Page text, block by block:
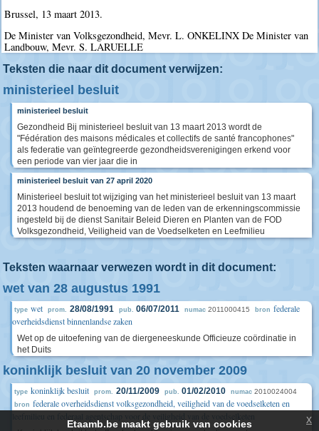
Brussel, 13 maart 2013.
De Minister van Volksgezondheid, Mevr. L. ONKELINX De Minister van
Landbouw, Mevr. S. LARUELLE
Teksten die naar dit document verwijzen:
ministerieel besluit
ministerieel besluit
Gezondheid Bij ministerieel besluit van 13 maart 2013 wordt de
"Fédération des maisons médicales et collectifs de santé francophones"
als federatie van geïntegreerde gezondheidsverenigingen erkend voor
een periode van vier jaar die in
ministerieel besluit van 27 april 2020
Ministerieel besluit tot wijziging van het ministerieel besluit van 13 maart
2013 houdend de benoeming van de leden van de erkenningscommissie
ingesteld bij de dienst Sanitair Beleid Dieren en Planten van de FOD
Volksgezondheid, Veiligheid van de Voedselketen en Leefmilieu
Teksten waarnaar verwezen wordt in dit document:
wet van 28 augustus 1991
type wet prom. 28/08/1991 pub. 06/07/2011 numac 2011000415 bron federale
overheidsdienst binnenlandse zaken
Wet op de uitoefening van de diergeneeskunde Officieuze coördinatie in
het Duits
koninklijk besluit van 20 november 2009
type koninklijk besluit prom. 20/11/2009 pub. 01/02/2010 numac 2010024004
bron federale overheidsdienst volksgezondheid, veiligheid van de voedselketen en
Etaamb.be maakt gebruik van cookies x